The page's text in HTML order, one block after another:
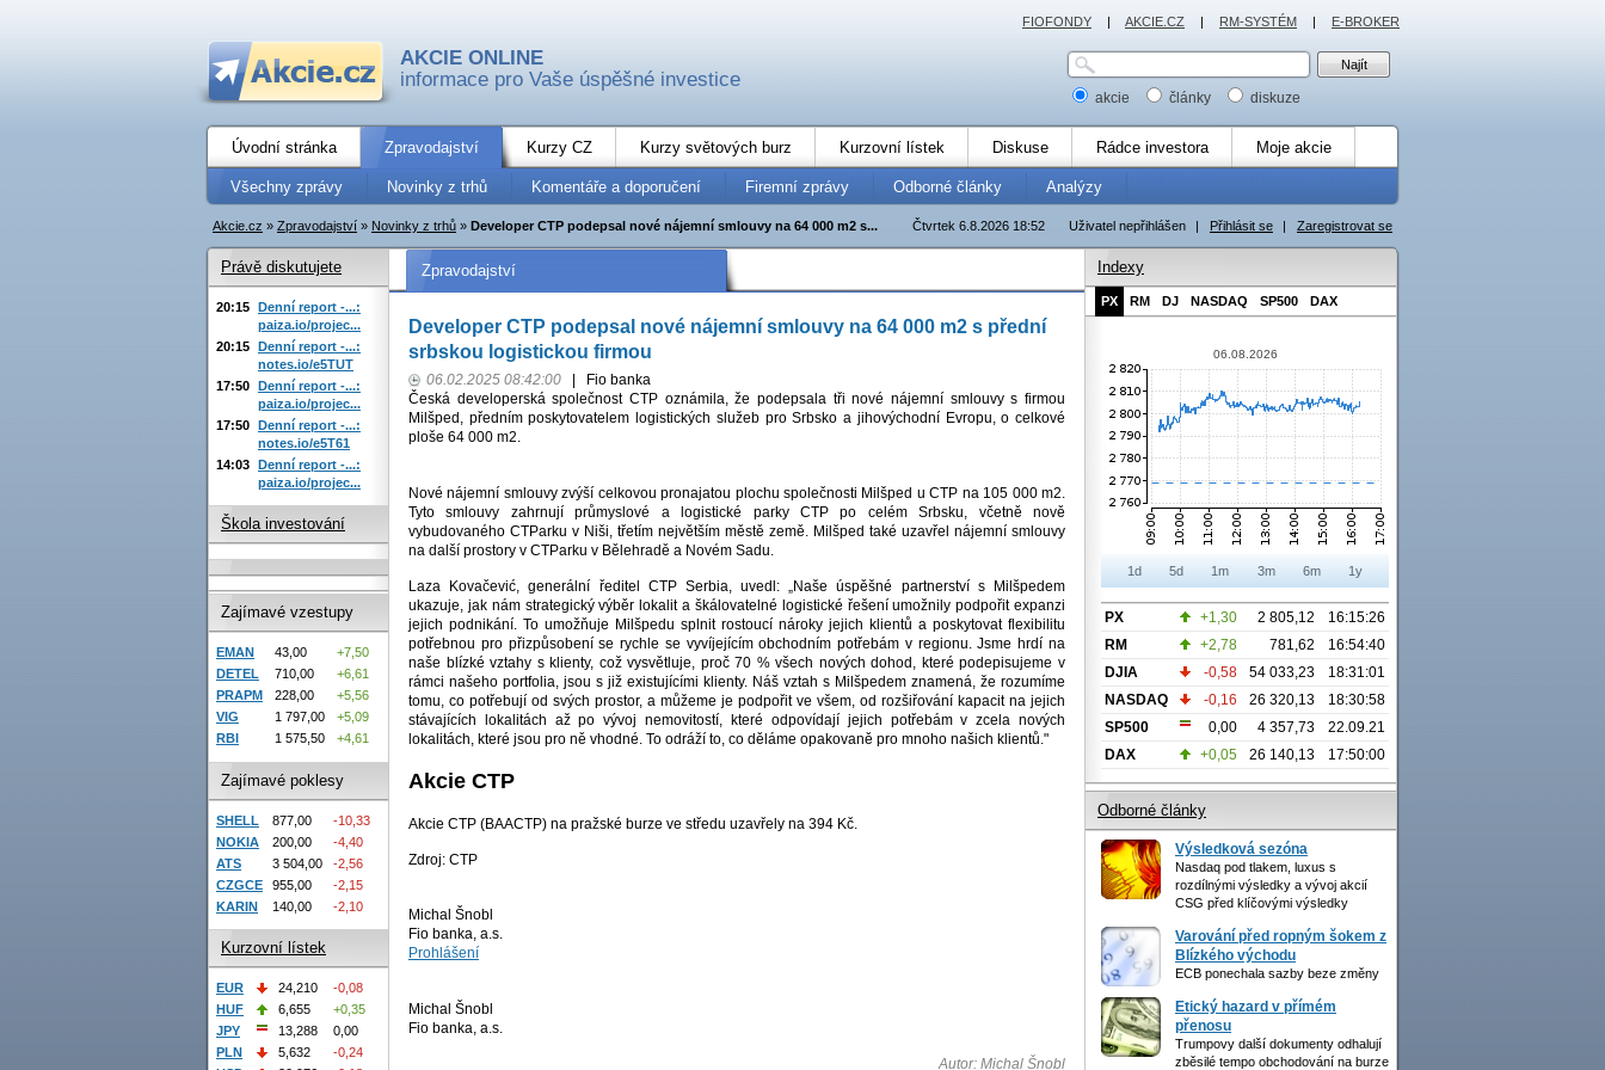
AKCIE ONLINE
informace pro Vaše úspěšné investice
akcie články diskuze
Úvodní stránka Zpravodajství Kurzy CZ Kurzy světových burz Kurzovní lístek Diskuse Rádce investora Moje akcie
Všechny zprávy Novinky z trhů Komentáře a doporučení Firemní zprávy Odborné články Analýzy
Uživatel nepřihlášen | Přihlásit se | Zaregistrovat se
Čtvrtek 6.8.2026 18:52
Akcie.cz » Zpravodajství » Novinky z trhů » Developer CTP podepsal nové nájemní smlouvy na 64 000 m2 s...
Zpravodajství
Developer CTP podepsal nové nájemní smlouvy na 64 000 m2 s přední
srbskou logistickou firmou
06.02.2025 08:42:00
Fio banka
Česká developerská společnost CTP oznámila, že podepsala tři nové nájemní smlouvy s firmou
Milšped, předním poskytovatelem logistických služeb pro Srbsko a jihovýchodní Evropu, o celkové
ploše 64 000 m2.
Nové nájemní smlouvy zvýší celkovou pronajatou plochu společnosti Milšped u CTP na 105 000 m2.
Tyto smlouvy zahrnují průmyslové a logistické parky CTP po celém Srbsku, včetně nově
vybudovaného CTParku v Niši, třetím největším městě země. Milšped také uzavřel nájemní smlouvy
na další prostory v CTParku v Bělehradě a Novém Sadu.
Laza Kovačević, generální ředitel CTP Serbia, uvedl: „Naše úspěšné partnerství s Milšpedem
ukazuje, jak nám strategický výběr lokalit a škálovatelné logistické řešení umožnily podpořit expanzi
jejich podnikání. To umožňuje Milšpedu splnit rostoucí nároky jejich klientů a poskytovat flexibilitu
potřebnou pro přizpůsobení se rychle se vyvíjejícím obchodním potřebám v regionu. Jsme hrdí na
naše blízké vztahy s klienty, což vysvětluje, proč 70 % všech nových dohod, které podepisujeme v
rámci našeho portfolia, jsou s již existujícími klienty. Náš vztah s Milšpedem znamená, že rozumíme
tomu, co potřebují od svých prostor, a můžeme je podpořit ve všem, od rozšiřování kapacit na jejich
stávajících lokalitách až po vývoj nemovitostí, které odpovídají jejich potřebám v zcela nových
lokalitách, které jsou pro ně vhodné. To odráží to, co děláme opakovaně pro mnoho našich klientů."
Akcie CTP
Akcie CTP (BAACTP) na pražské burze ve středu uzavřely na 394 Kč.
Zdroj: CTP
Michal Šnobl
Fio banka, a.s.
Prohlášení
Michal Šnobl
Fio banka, a.s.
Autor: Michal Šnobl
Právě diskutujete
20:15 Denní report -...:
paiza.io/projec...
20:15 Denní report -...:
notes.io/e5TUT
17:50 Denní report -...:
paiza.io/projec...
17:50 Denní report -...:
notes.io/e5T61
14:03 Denní report -...:
paiza.io/projec...
Škola investování
Zajímavé vzestupy
EMAN 43,00
+7,50
DETEL
710,00
+6,61
PRAPM
228,00
+5,56
VIG
1 797,00
+5,09
RBI
1 575,50 +4,61
Zajímavé poklesy
SHELL 877,00
-10,33
NOKIA
200,00
-4,40
ATS
3 504,00
-2,56
CZGCE
955,00
-2,15
KARIN
140,00 -2,10
Kurzovní lístek
EUR 24,210
-0,08
HUF
6,655
+0,35
JPY
13,288
0,00
PLN
5,632
-0,24
Indexy
PX RM DJ NASDAQ SP500 DAX
06.08.2026
1d 5d 1m 3m 6m 1y
PX +1,30 2 805,12
16:15:26
RM
+2,78 781,62
16:54:40
DJIA
-0,58 54 033,23
18:31:01
NASDAQ
-0,16 26 320,13
18:30:58
SP500
0,00 4 357,73
22.09.21
DAX
+0,05 26 140,13 17:50:00
Odborné články
Výsledková sezóna
Nasdaq pod tlakem, luxus s
rozdílnými výsledky a vývoj akcií
CSG před klíčovými výsledky
Varování před ropným šokem z
Blízkého východu
ECB ponechala sazby beze změny
Etický hazard v přímém
přenosu
Trumpovy další dokumenty odhalují
zběsilé tempo obchodování na burze
FIOFONDY | AKCIE.CZ | RM-SYSTÉM | E-BROKER